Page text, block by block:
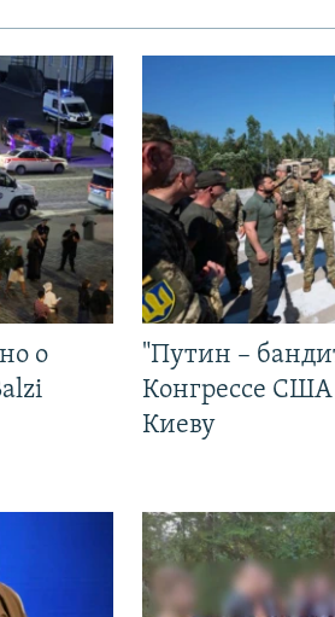
о
"Путин –
Конгрессе
Киеву